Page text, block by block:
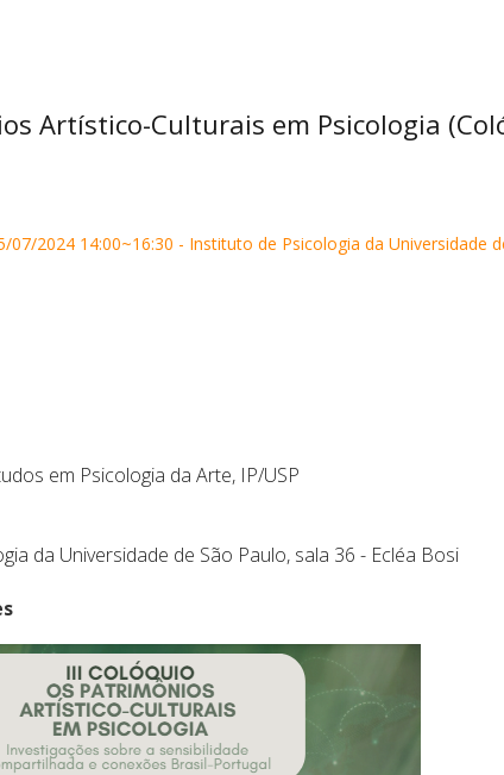
Artístico-Culturais em Psicologia
07/2024 14:00~16:30 - Instituto de Psicologia da Universidade
em Psicologia da Arte, IP/USP
da Universidade de São Paulo, sala 36 - Ecléa Bosi